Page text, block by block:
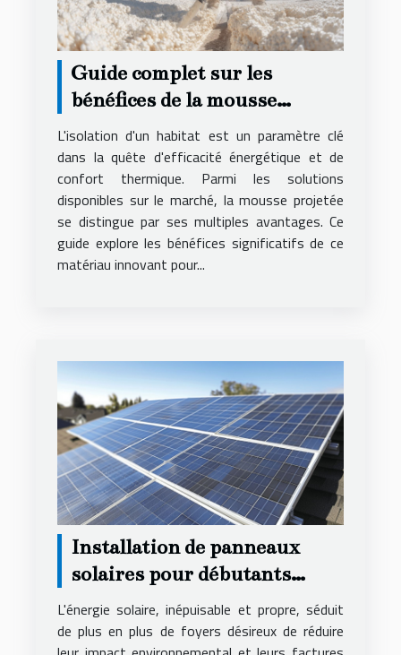
Guide complet sur les
bénéfices de la mousse
projetée pour l'isolation
L'isolation d'un habitat est un paramètre clé
dans la quête d'efficacité énergétique et de
confort thermique. Parmi les solutions
disponibles sur le marché, la mousse projetée
se distingue par ses multiples avantages. Ce
guide explore les bénéfices significatifs de ce
matériau innovant pour...
Installation de panneaux
solaires pour débutants
démarches, coûts et bénéfices
L'énergie solaire, inépuisable et propre, séduit
de plus en plus de foyers désireux de réduire